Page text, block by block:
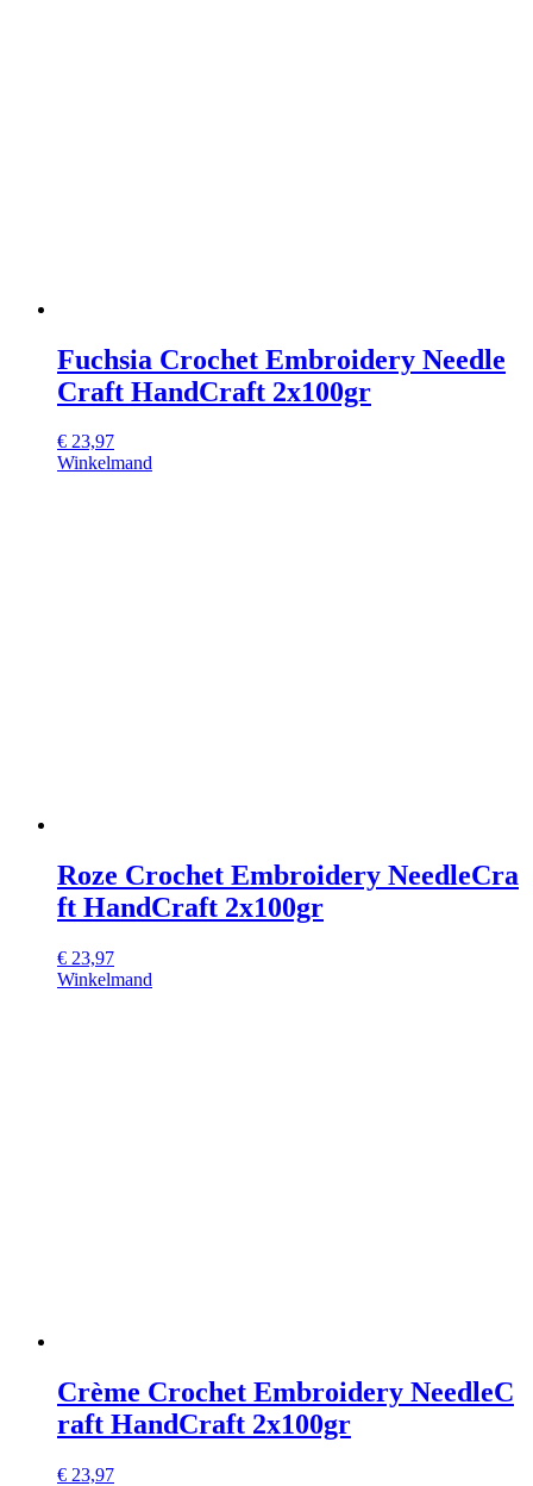
Fuchsia Crochet Embroidery Needle
Craft HandCraft 2x100gr
€ 23,97
Winkelmand
Roze Crochet Embroidery NeedleCra
ft HandCraft 2x100gr
€ 23,97
Winkelmand
Crème Crochet Embroidery NeedleC
raft HandCraft 2x100gr
€ 23,97